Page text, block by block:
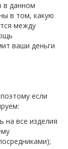
в данном
в том, какую
между
ваши деньги
если
на все изделия